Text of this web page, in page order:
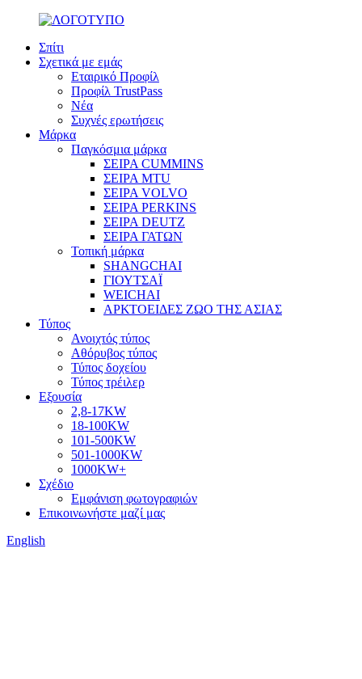
Σπίτι
Σχετικά με εμάς
Εταιρικό Προφίλ
Προφίλ TrustPass
Νέα
Συχνές ερωτήσεις
Μάρκα
Παγκόσμια μάρκα
ΣΕΙΡΑ CUMMINS
ΣΕΙΡΑ MTU
ΣΕΙΡΑ VOLVO
ΣΕΙΡΑ PERKINS
ΣΕΙΡΑ DEUTZ
ΣΕΙΡΑ ΓΑΤΩΝ
Τοπική μάρκα
SHANGCHAI
ΓΙΟΥΤΣΑΪ
WEICHAI
ΑΡΚΤΟΕΙΔΕΣ ΖΩΟ ΤΗΣ ΑΣΙΑΣ
Τύπος
Ανοιχτός τύπος
Αθόρυβος τύπος
Τύπος δοχείου
Τύπος τρέιλερ
Εξουσία
2,8-17KW
18-100KW
101-500KW
501-1000KW
1000KW+
Σχέδιο
Εμφάνιση φωτογραφιών
Επικοινωνήστε μαζί μας
English